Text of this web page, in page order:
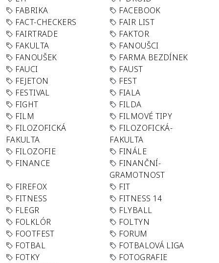
FABRIKA
FACEBOOK
FACT-CHECKERS
FAIR LIST
FAIRTRADE
FAKTOR
FAKULTA
FANOUŠCI
FANOUŠEK
FARMA BEZDÍNEK
FAUCI
FAUST
FEJETON
FEST
FESTIVAL
FIALA
FIGHT
FILDA
FILM
FILMOVÉ TIPY
FILOZOFICKÁ
FAKULTA
FILOZOFICKÁ-
FAKULTA
FILOZOFIE
FINÁLE
FINANCE
FINANČNÍ-
GRAMOTNOST
FIREFOX
FIT
FITNESS
FITNESS 14
FLEGR
FLYBALL
FOLKLÓR
FOLTYN
FOOTFEST
FORUM
FOTBAL
FOTBALOVÁ LIGA
FOTKY
FOTOGRAFIE